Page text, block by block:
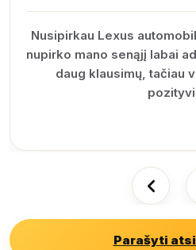
Nusipirkau Lexus
nupirko mano senąjį labai
daug klausimų, tačiau
Parašyti